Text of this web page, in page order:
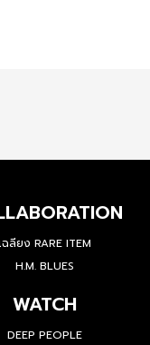
ฉลียง RARE ITEM
H.M. BLUES
WATCH
DEEP PEOPLE